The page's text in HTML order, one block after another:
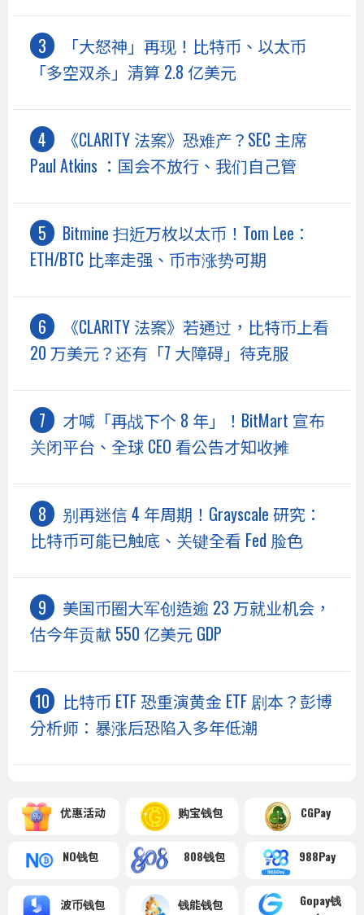
「大怒神」再现！比特币、以太币
「多空双杀」清算 2.8 亿美元
《CLARITY 法案》恐难产？SEC 主席
Paul Atkins ：国会不放行、我们自己管
Bitmine 扫近万枚以太币！Tom Lee：
ETH/BTC 比率走强、币市涨势可期
《CLARITY 法案》若通过，比特币上看
20 万美元？还有「7 大障碍」待克服
才喊「再战下个 8 年」！BitMart 宣布
关闭平台、全球 CEO 看公告才知收摊
别再迷信 4 年周期！Grayscale 研究：
比特币可能已触底、关键全看 Fed 脸色
美国币圈大军创造逾 23 万就业机会，
估今年贡献 550 亿美元 GDP
比特币 ETF 恐重演黄金 ETF 剧本？彭博
分析师：暴涨后恐陷入多年低潮
优惠活动 购宝钱包 CGPay
NO钱包 808钱包 988Pay
波币钱包 钱能钱包
Gopay钱